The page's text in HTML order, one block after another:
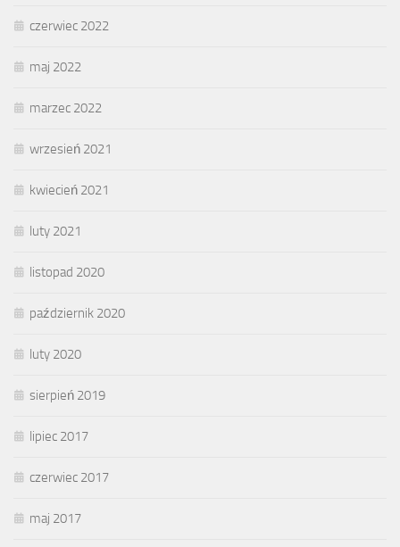
czerwiec 2022
maj 2022
marzec 2022
wrzesień 2021
kwiecień 2021
luty 2021
listopad 2020
październik 2020
luty 2020
sierpień 2019
lipiec 2017
czerwiec 2017
maj 2017